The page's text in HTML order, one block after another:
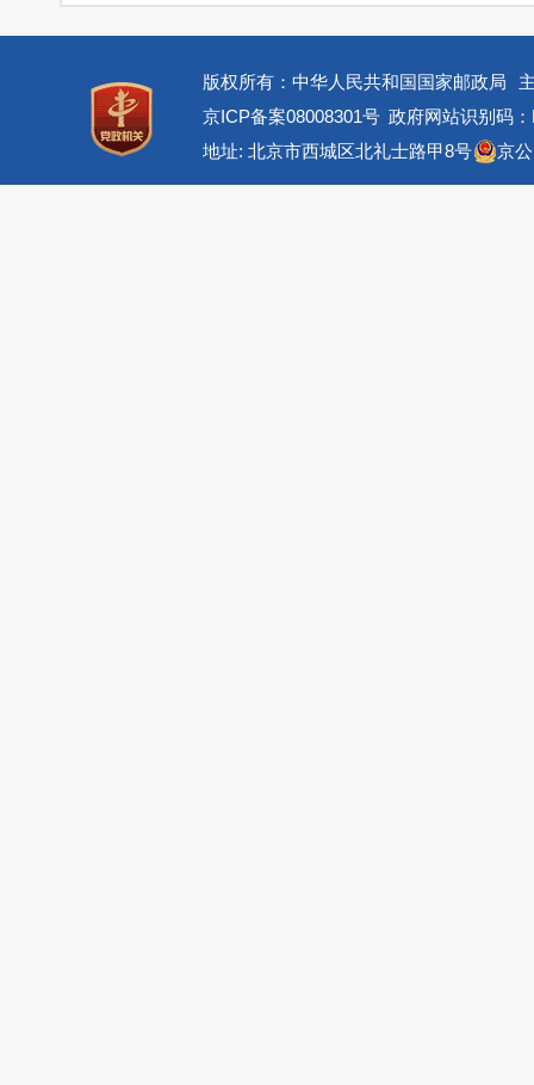
版权所有：中华人民共和国国家邮政局
京ICP备案08008301号 政府网站识别码
地址: 北京市西城区北礼士路甲8号
京